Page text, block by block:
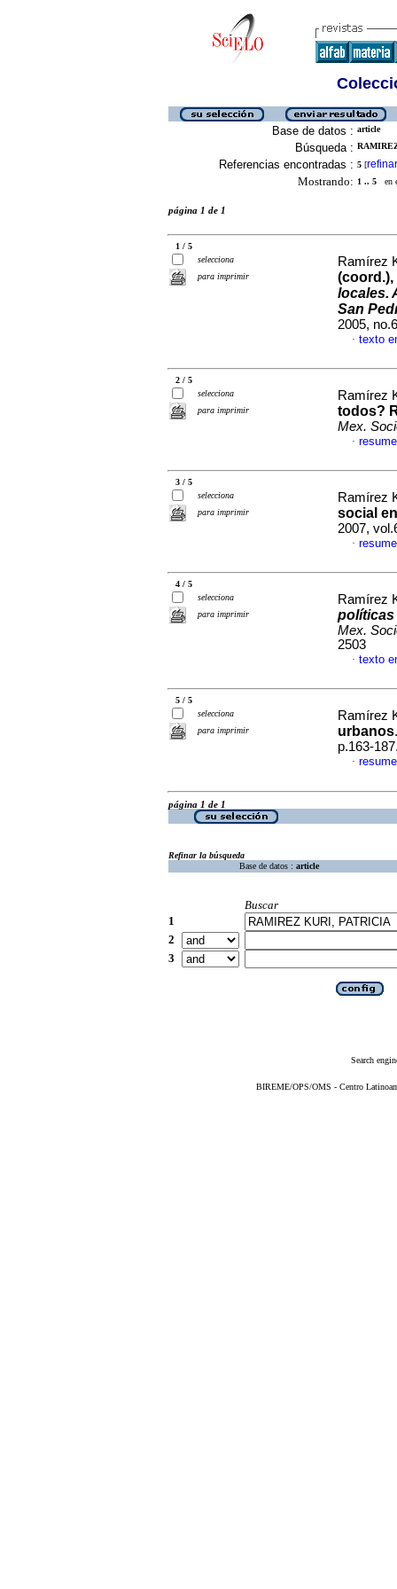
Base de datos : article
Búsqueda :
Referencias encontradas : 5 [refinar
Mostrando: 1 .. 5 en
página 1 de 1
1 / 5
selecciona
para imprimir
Ramírez
(coord.),
locales.
San
2005,
· texto
2 / 5
selecciona
para imprimir
Ramírez
todos?
Mex.
·
3 / 5
selecciona
para imprimir
Ramírez
social
2007,
·
4 / 5
selecciona
para imprimir
Ramírez
políticas
Mex.
2503
· texto
5 / 5
selecciona
para imprimir
Ramírez
urbanos
p.163-
·
página 1 de 1
Refinar la búsqueda
Base de datos : article
Buscar
1
2
3
Search
BIREME/OPS/OMS - Centro